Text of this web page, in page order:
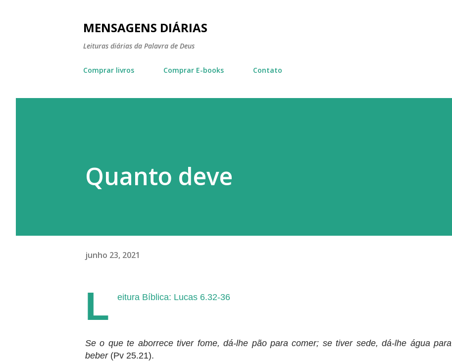
MENSAGENS DIÁRIAS
Leituras diárias da Palavra de Deus
Comprar livros Comprar E-books Contato
Quanto deve
junho 23, 2021
L eitura Bíblica: Lucas 6.32-36
Se o que te aborrece tiver fome, dá-lhe pão para comer; se tiver sede, dá-lhe água para
beber (Pv 25.21).